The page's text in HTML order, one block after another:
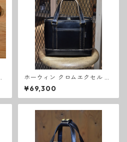
ホーウィン クロムエクセル ト
ートバッグ S
¥69,300